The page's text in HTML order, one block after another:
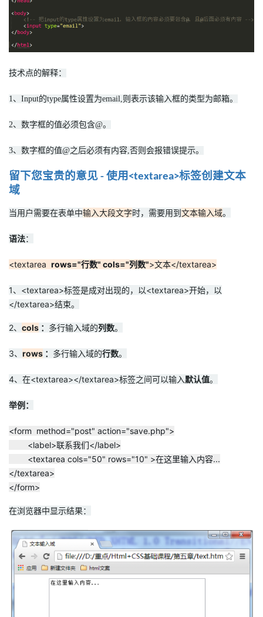
技术点的解释：
1、Input的type属性设置为email,则表示该输入框的类型为邮箱。
2、数字框的值必须包含@。
3、数字框的值@之后必须有内容,否则会报错误提示。
留下您宝贵的意见 - 使用<textarea>标签创建文本
域
当用户需要在表单中输入大段文字时，需要用到文本输入域。
语法：
<textarea rows="行数" cols="列数">文本</textarea>
1、<textarea>标签是成对出现的，以<textarea>开始，以
</textarea>结束。
2、 cols ： 多行输入域的列数。
3、 rows ： 多行输入域的行数。
4、在<textarea></textarea>标签之间可以输入默认值。
举例：
<form method="post" action="save.php">
<label>联系我们</label>
<textarea cols="50" rows="10" >在这里输入内容...
</textarea>
</form>
在浏览器中显示结果：